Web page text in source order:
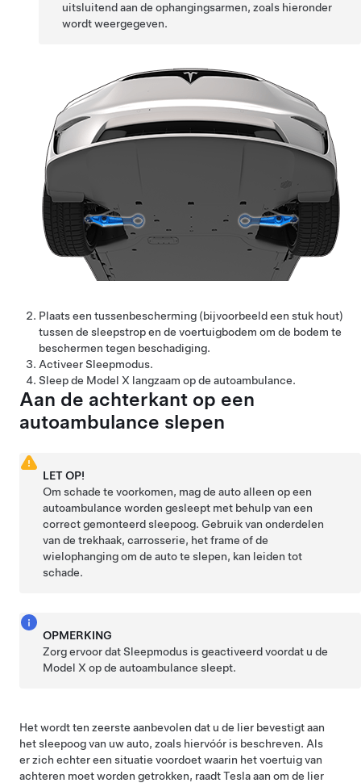
uitsluitend aan de ophangingsarmen, zoals hieronder
wordt weergegeven.
Plaats een tussenbescherming (bijvoorbeeld een stuk hout)
tussen de sleepstrop en de voertuigbodem om de bodem te
beschermen tegen beschadiging.
ActiveerSleepmodus.
Sleep de Model X langzaam op de autoambulance.
Aan de achterkant op een
autoambulance slepen
LET OP!
Om schade te voorkomen, mag de auto alleen op een
autoambulance worden gesleept met behulp van een
correct gemonteerd sleepoog. Gebruik van onderdelen
van de trekhaak, carrosserie, het frame of de
wielophanging om de auto te slepen, kan leiden tot
schade.
OPMERKING
Zorg ervoor datSleepmodus is geactiveerd voordat u de
Model X op de autoambulance sleept.
Het wordt ten zeerste aanbevolen dat u de lier bevestigt aan
het sleepoog van uw auto, zoals hiervóór is beschreven. Als
er zich echter een situatie voordoet waarin het voertuig van
achteren moet worden getrokken, raadt Tesla aan om de lier